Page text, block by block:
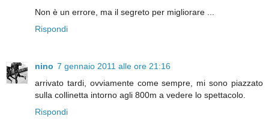
Non è un errore, ma il segreto per migliorare ...
Rispondi
nino 7 gennaio 2011 alle ore 21:16
arrivato tardi, ovviamente come sempre, mi sono piazzato
sulla collinetta intorno agli 800m a vedere lo spettacolo.
Rispondi